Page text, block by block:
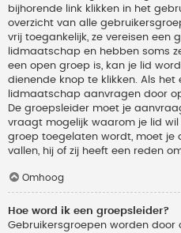
bijhorende link klikken in het
overzicht van alle
vrij toegankelijk, ze vereisen een
lidmaatschap en hebben soms
een open groep is, kan je lid
dienende knop te klikken. Als
lidmaatschap aanvragen door
De groepsleider moet je
vraagt mogelijk waarom je lid
groep toegelaten wordt, moet je
vallen, hij of zij heeft een reden
Omhoog
Hoe word ik een groepsleider?
Gebruikersgroepen worden